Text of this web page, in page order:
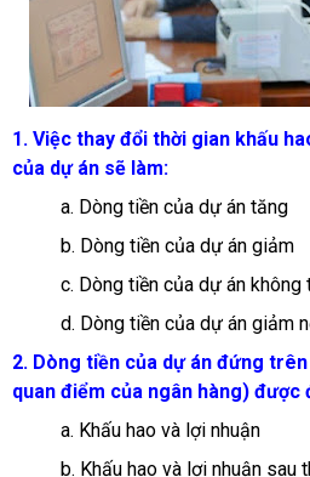
1. Việc thay đổi thời gian khấu
của dự án sẽ làm:
a. Dòng tiền của dự án tăng
b. Dòng tiền của dự án giảm
c. Dòng tiền của dự án không
d. Dòng tiền của dự án giảm
2. Dòng tiền của dự án đứng
quan điểm của ngân hàng) được
a. Khấu hao và lợi nhuận
b. Khấu hao và lợi nhuận sau